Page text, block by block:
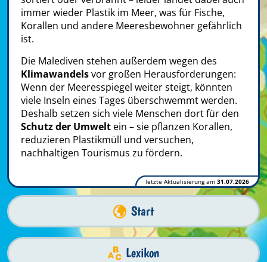
immer wieder Plastik im Meer, was für Fische,
Korallen und andere Meeresbewohner gefährlich
ist.
Die Malediven stehen außerdem wegen des
Klimawandelsvor großen Herausforderungen:
Wenn der Meeresspiegel weiter steigt, könnten
viele Inseln eines Tages überschwemmt werden.
Deshalb setzen sich viele Menschen dort für den
Schutz der Umwelt ein – sie pflanzen Korallen,
reduzieren Plastikmüll und versuchen,
nachhaltigen Tourismus zu fördern.
letzte Aktualisierung am 31.07.2026
Start
Lexikon